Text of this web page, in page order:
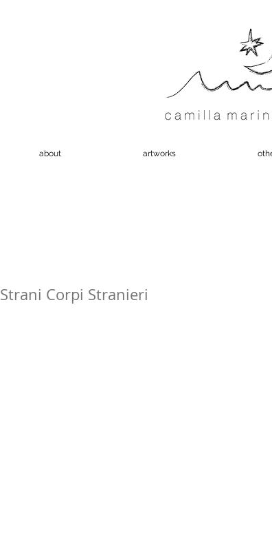
Strani Corpi Stranieri
about artworks